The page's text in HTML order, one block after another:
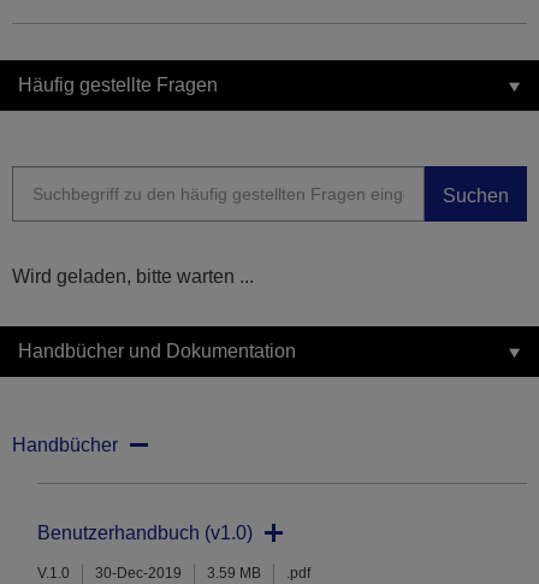
Häufig gestellte Fragen
Suchen
Wird geladen, bitte warten ...
Handbücher und Dokumentation
Handbücher
Benutzerhandbuch (v1.0)
V.1.0 30-Dec-2019 3.59 MB .pdf